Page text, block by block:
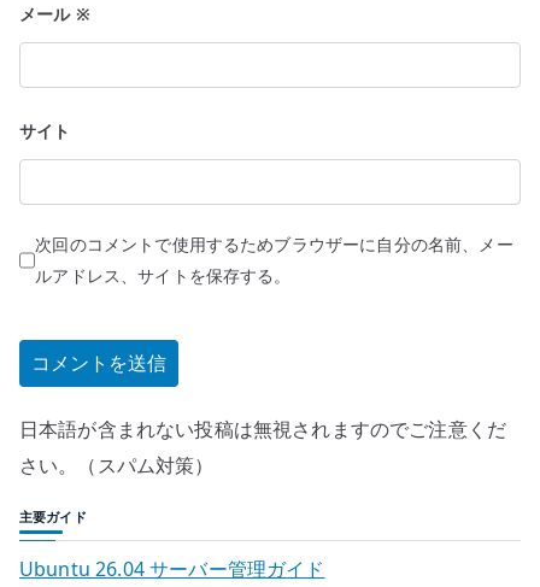
メール ※
サイト
次回のコメントで使用するためブラウザーに自分の名前、メー
ルアドレス、サイトを保存する。
日本語が含まれない投稿は無視されますのでご注意くだ
さい。（スパム対策）
主要ガイド
Ubuntu 26.04 サーバー管理ガイド